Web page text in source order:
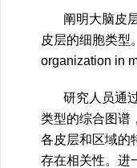
阐明大脑皮
皮层的细胞类型
organization in
研究人员通
类型的综合图谱
各皮层和区域的
存在相关性。进